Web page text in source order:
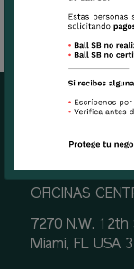
OFICINAS
7270 N.W.
Miami, FL USA